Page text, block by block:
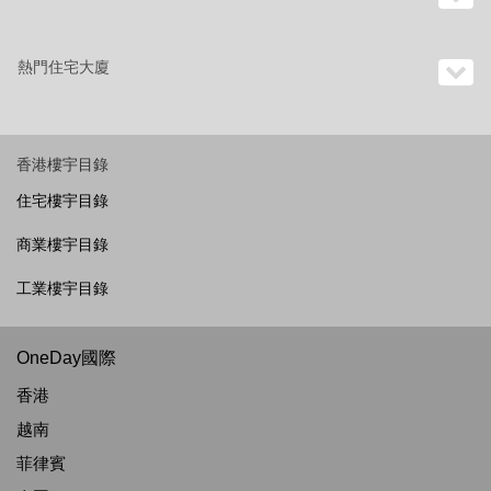
熱門住宅大廈
香港樓宇目錄
住宅樓宇目錄
商業樓宇目錄
工業樓宇目錄
OneDay國際
香港
越南
菲律賓